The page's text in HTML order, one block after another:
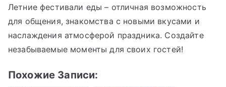
Летние фестивали еды – отличная возможность
для общения, знакомства с новыми вкусами и
наслаждения атмосферой праздника. Создайте
незабываемые моменты для своих гостей!
Похожие Записи: